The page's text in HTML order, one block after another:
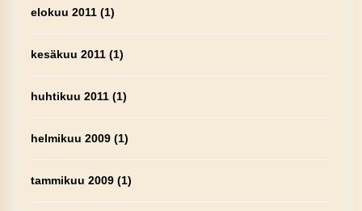
elokuu 2011(1)
kesäkuu 2011(1)
huhtikuu 2011(1)
helmikuu 2009(1)
tammikuu 2009(1)